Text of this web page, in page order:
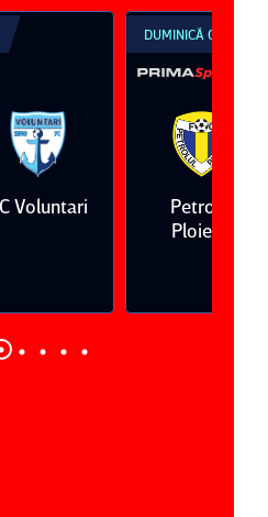
Voluntari
DUMINICĂ 09 AUG,
Petrolul
Ploieşti